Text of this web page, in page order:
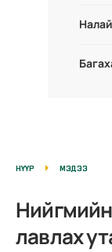
НҮҮР МЭДЭЭ
лавлах